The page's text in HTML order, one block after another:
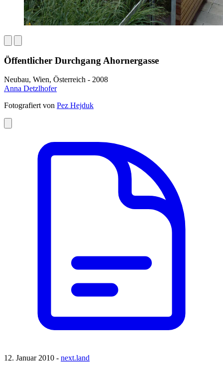
Öffentlicher Durchgang Ahornergasse
Neubau, Wien, Österreich - 2008
Anna Detzlhofer
Fotografiert von Pez Hejduk
12. Januar 2010 - next.land